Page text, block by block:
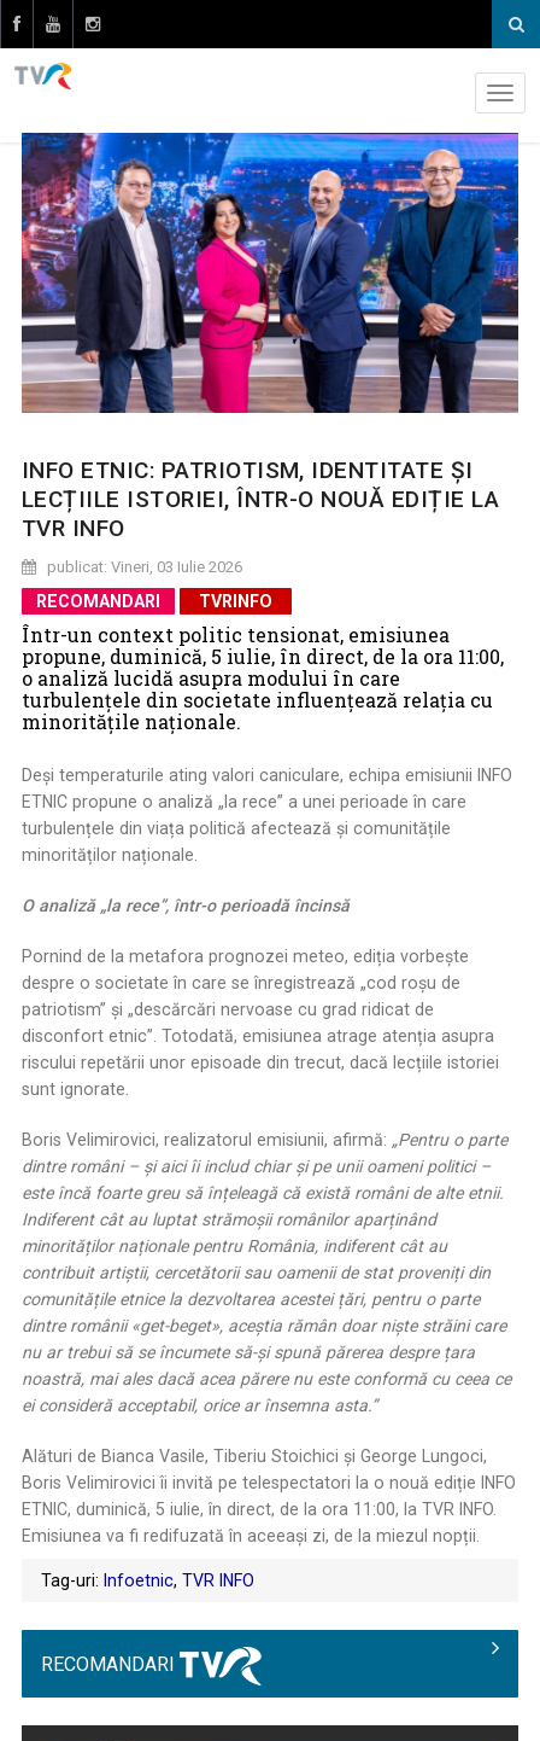
INFO ETNIC: PATRIOTISM, IDENTITATE ȘI
LECȚIILE ISTORIEI, ÎNTR-O NOUĂ EDIȚIE LA
TVR INFO
publicat: Vineri, 03 Iulie 2026
RECOMANDARI TVRINFO
Într-un context politic tensionat, emisiunea
propune, duminică, 5 iulie, în direct, de la ora 11:00,
o analiză lucidă asupra modului în care
turbulențele din societate influențează relația cu
minoritățile naționale.
Deși temperaturile ating valori caniculare, echipa emisiunii INFO
ETNIC propune o analiză „la rece” a unei perioade în care
turbulențele din viața politică afectează și comunitățile
minorităților naționale.
O analiză „la rece”, într-o perioadă încinsă
Pornind de la metafora prognozei meteo, ediția vorbește
despre o societate în care se înregistrează „cod roșu de
patriotism” și „descărcări nervoase cu grad ridicat de
disconfort etnic”. Totodată, emisiunea atrage atenția asupra
riscului repetării unor episoade din trecut, dacă lecțiile istoriei
sunt ignorate.
Boris Velimirovici, realizatorul emisiunii, afirmă: „Pentru o parte
dintre români – și aici îi includ chiar și pe unii oameni politici –
este încă foarte greu să înțeleagă că există români de alte etnii.
Indiferent cât au luptat strămoșii românilor aparținând
minorităților naționale pentru România, indiferent cât au
contribuit artiștii, cercetătorii sau oamenii de stat proveniți din
comunitățile etnice la dezvoltarea acestei țări, pentru o parte
dintre românii «get-beget», aceștia rămân doar niște străini care
nu ar trebui să se încumete să-și spună părerea despre țara
noastră, mai ales dacă acea părere nu este conformă cu ceea ce
ei consideră acceptabil, orice ar însemna asta.”
Alături de Bianca Vasile, Tiberiu Stoichici și George Lungoci,
Boris Velimirovici îi invită pe telespectatori la o nouă ediție INFO
ETNIC, duminică, 5 iulie, în direct, de la ora 11:00, la TVR INFO.
Emisiunea va fi redifuzată în aceeași zi, de la miezul nopții.
Tag-uri: Infoetnic, TVR INFO
RECOMANDARI
Spectacol total la TVR: David Popovici și tricolorii luptă
pentru aur la ...